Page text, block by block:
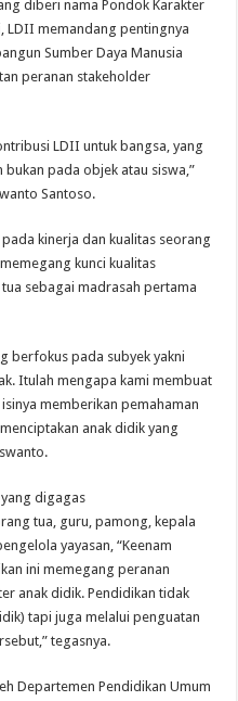
diberi nama Pondok Karakter
LDII memandang pentingnya
Sumber Daya Manusia
peranan stakeholder
LDII untuk bangsa, yang
pada objek atau siswa,”
Santoso.
kinerja dan kualitas seorang
kunci kualitas
sebagai madrasah pertama
berfokus pada subyek yakni
Itulah mengapa kami membuat
memberikan pemahaman
anak didik yang
digagas
tua, guru, pamong, kepala
yayasan, “Keenam
ini memegang peranan
anak didik. Pendidikan tidak
tapi juga melalui penguatan
tegasnya.
Departemen Pendidikan Umum